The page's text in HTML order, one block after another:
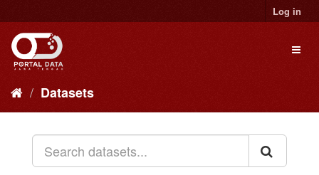
to
content
Log in
Datasets